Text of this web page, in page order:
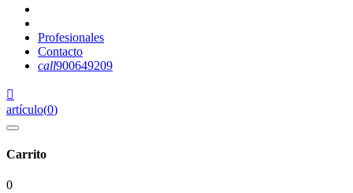
Profesionales
Contacto
call900649209

artículo(0)
Carrito
0